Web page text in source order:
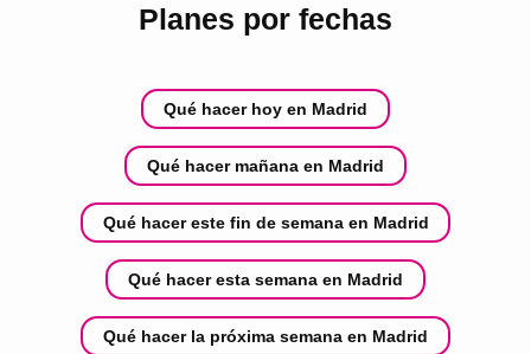
Planes por fechas
Qué hacer hoy en Madrid
Qué hacer mañana en Madrid
Qué hacer este fin de semana en Madrid
Qué hacer esta semana en Madrid
Qué hacer la próxima semana en Madrid